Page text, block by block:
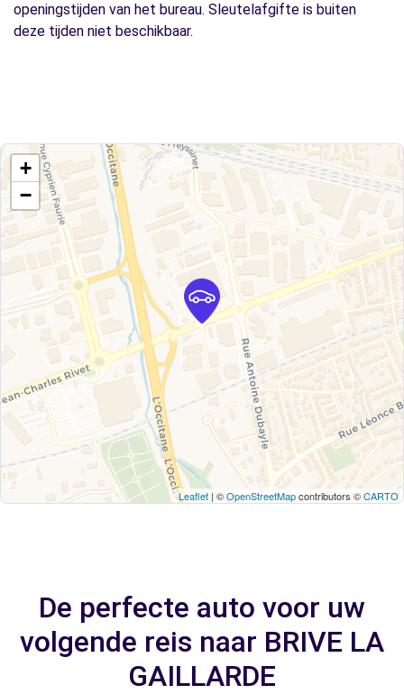
openingstijden van het bureau. Sleutelafgifte is buiten
deze tijden niet beschikbaar.
+
−
Leaflet | ©OpenStreetMapcontributors ©CARTO
De perfecte auto voor uw
volgende reis naar BRIVE LA
GAILLARDE